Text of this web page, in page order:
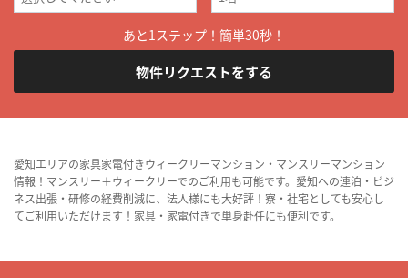
あと1ステップ！簡単30秒！
物件リクエストをする
愛知エリアの家具家電付きウィークリーマンション・マンスリーマンション
情報！マンスリー＋ウィークリーでのご利用も可能です。愛知への連泊・ビジ
ネス出張・研修の経費削減に、法人様にも大好評！寮・社宅としても安心し
てご利用いただけます！家具・家電付きで単身赴任にも便利です。